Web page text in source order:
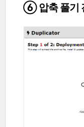
⑥ 압축 풀기